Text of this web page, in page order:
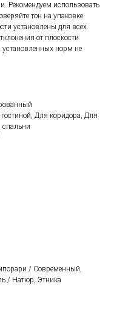
Рекомендуем использовать
тон на упаковке.
установлены для всех
от плоскости
установленных норм не
Для коридора, Для
/ Современный,
/ Натюр, Этника